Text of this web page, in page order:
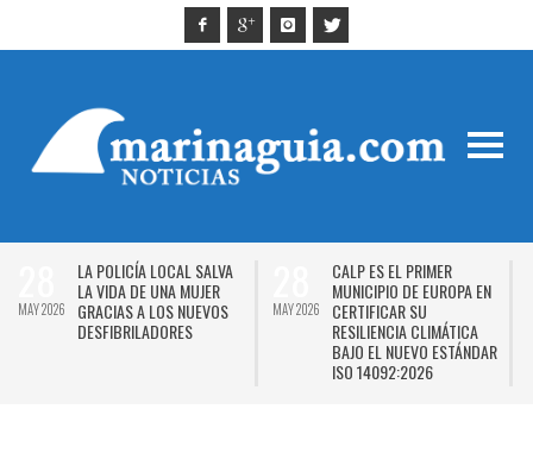
MAY 2026
LA POLICÍA LOCAL SALVA
LA VIDA DE UNA MUJER
GRACIAS A LOS NUEVOS
DESFIBRILADORES
MAY 2026
CALP ES EL PRIMER
MUNICIPIO DE EUROPA EN
CERTIFICAR SU
RESILIENCIA CLIMÁTICA
BAJO EL NUEVO ESTÁNDAR
ISO 14092:2026